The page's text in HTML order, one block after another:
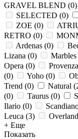
GRAVEL BLEND (0)
SELECTED (0)
ZOE (0)
RETRO (0)
Ardenas (0)
Lizana (0) Marbles
Opera (0) Provenza
(0) Yoho (0)
Trend (0) Natural (
(0) Taurus (0)
Ilario (0)
Leuca (3) Overland
+ Еще
Показать